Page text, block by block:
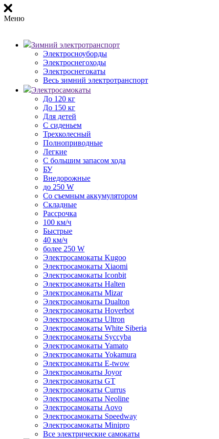
Меню
Зимний электротранспорт
Электросноуборды
Электроснегоходы
Электроснегокаты
Весь зимний электротранспорт
Электросамокаты
До 120 кг
До 150 кг
Для детей
С сиденьем
Трехколесный
Полноприводные
Легкие
С большим запасом хода
БУ
Внедорожные
до 250 W
Со съемным аккумулятором
Складные
Рассрочка
100 км/ч
Быстрые
40 км/ч
более 250 W
Электросамокаты Kugoo
Электросамокаты Xiaomi
Электросамокаты Iconbit
Электросамокаты Halten
Электросамокаты Mizar
Электросамокаты Dualton
Электросамокаты Hoverbot
Электросамокаты Ultron
Электросамокаты White Siberia
Электросамокаты Syccyba
Электросамокаты Yamato
Электросамокаты Yokamura
Электросамокаты E-twow
Электросамокаты Joyor
Электросамокаты GT
Электросамокаты Currus
Электросамокаты Neoline
Электросамокаты Aovo
Электросамокаты Speedway
Электросамокаты Minipro
Все электрические самокаты